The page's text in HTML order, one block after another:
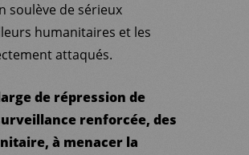
soulève de sérieux
humanitaires et les
attaqués.
de répression de
renforcée, des
à menacer la